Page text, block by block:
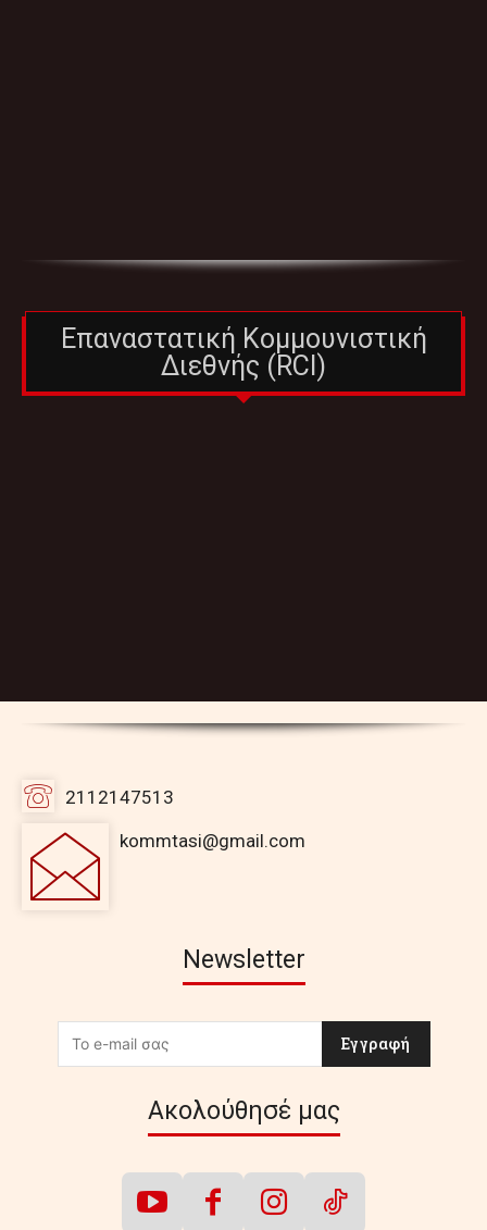
Επαναστατική Κομμουνιστική
Διεθνής (RCI)
2112147513
kommtasi@gmail.com
Newsletter
Εγγραφή
Ακολούθησέ μας